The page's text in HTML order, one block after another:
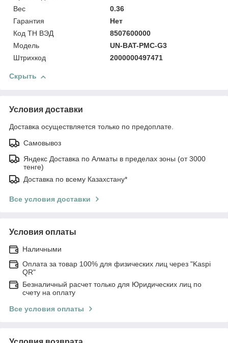
Вес
0.36
Гарантия
Нет
Код ТН ВЭД
8507600000
Модель
UN-BAT-PMC-G3
Штрихкод
2000000497471
Скрыть
Условия доставки
Доставка осуществляется только по предоплате.
Самовывоз
Яндекс Доставка по Алматы в пределах зоны (от 3000
тенге)
Доставка по всему Казахстану*
Все условия доставки
Условия оплаты
Наличными
Оплата за товар 100% для физических лиц через "Kaspi
QR"
Безналичный расчет только для Юридических лиц по
счету на оплату
Все условия оплаты